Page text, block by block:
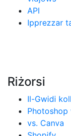
API
Ipprezzar
Riżorsi
Il-Gwidi
Photoshop
vs. Canva